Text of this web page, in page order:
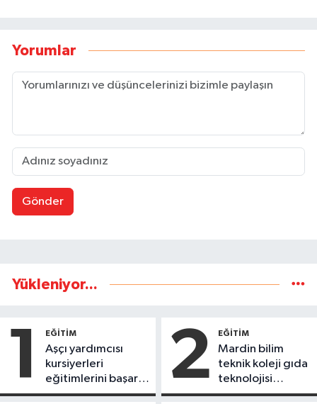
Yorumlar
Gönder
Yükleniyor...
1 EĞİTİM
Aşçı yardımcısı
kursiyerleri
eğitimlerini başarı
ile tamamladı
2 EĞİTİM
Mardin bilim
teknik koleji gıda
teknolojisi
öğrencileri